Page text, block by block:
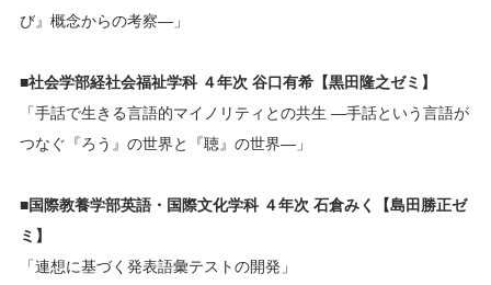
び』概念からの考察—」
■社会学部経社会福祉学科 ４年次 谷口有希【黒田隆之ゼミ】
「手話で生きる言語的マイノリティとの共生 —手話という言語が
つなぐ『ろう』の世界と『聴』の世界—」
■国際教養学部英語・国際文化学科 ４年次 石倉みく【島田勝正ゼ
ミ】
「連想に基づく発表語彙テストの開発」